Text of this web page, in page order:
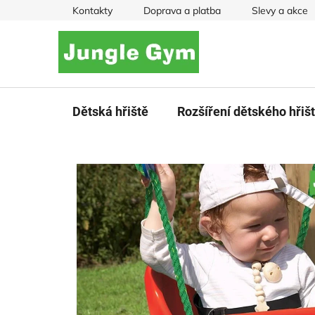
Kontakty Doprava a platba Slevy a akce
Dětská hřiště Rozšíření dětského